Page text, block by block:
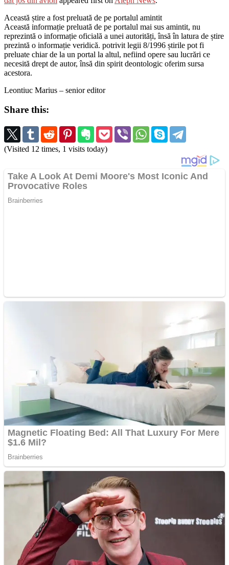
Această știre a fost preluată de pe portalul amintit
Această informație preluată de pe portalul mai sus amintit, nu
reprezintă o informație oficială a unei autorități, însă în latura de știre
prezintă o informație veridică. potrivit legii 8/1996 știrile pot fi
preluate chiar de la un portal la altul, nefiind opere sau lucrări ce
necesită drept de autor, însă din spirit deontologic oferim sursa
acestora.
Leontiuc Marius – senior editor
Share this:
(Visited 12 times, 1 visits today)